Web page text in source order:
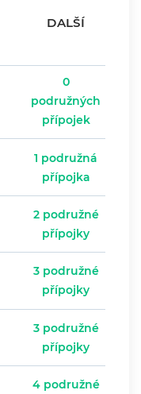
DALŠÍ
0
podružných
přípojek
1 podružná
přípojka
2 podružné
přípojky
3 podružné
přípojky
3 podružné
přípojky
4 podružné